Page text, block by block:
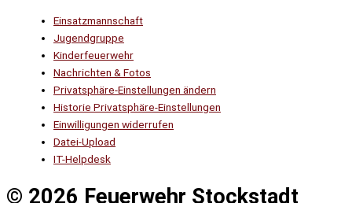
Einsatzmannschaft
Jugendgruppe
Kinderfeuerwehr
Nachrichten & Fotos
Privatsphäre-Einstellungen ändern
Historie Privatsphäre-Einstellungen
Einwilligungen widerrufen
Datei-Upload
IT-Helpdesk
© 2026 Feuerwehr Stockstadt